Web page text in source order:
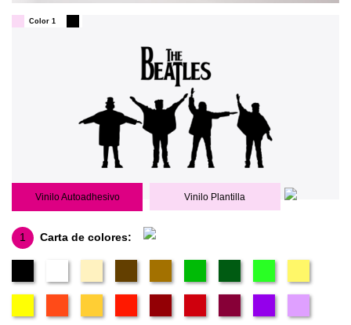
Color 1
Vinilo Autoadhesivo Vinilo Plantilla
1 Carta de colores: